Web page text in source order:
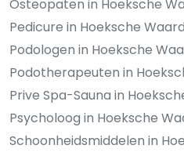
Osteopaten in Hoeksche
Pedicure in Hoeksche Waard
Podologen in Hoeksche
Podotherapeuten in
Prive Spa-Sauna in
Psycholoog in Hoeksche
Schoonheidsmiddelen in